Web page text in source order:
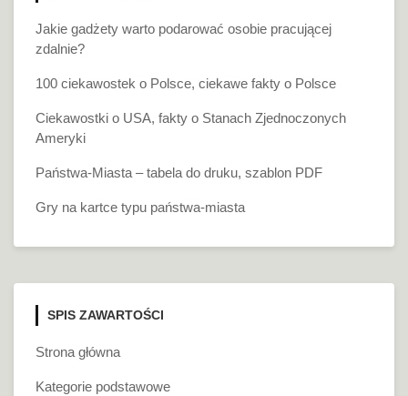
Jakie gadżety warto podarować osobie pracującej
zdalnie?
100 ciekawostek o Polsce, ciekawe fakty o Polsce
Ciekawostki o USA, fakty o Stanach Zjednoczonych
Ameryki
Państwa-Miasta – tabela do druku, szablon PDF
Gry na kartce typu państwa-miasta
SPIS ZAWARTOŚCI
Strona główna
Kategorie podstawowe